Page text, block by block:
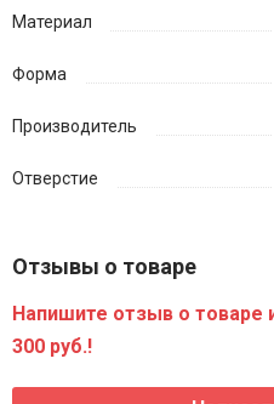
Материал
Форма
Производитель
Отверстие
Отзывы о товаре
Напишите отзыв о товаре
300 руб.!